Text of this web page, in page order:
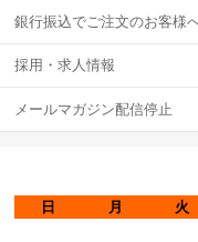
銀行振込でご注文のお客様
採用・求人情報
メールマガジン配信停止
日
月 火